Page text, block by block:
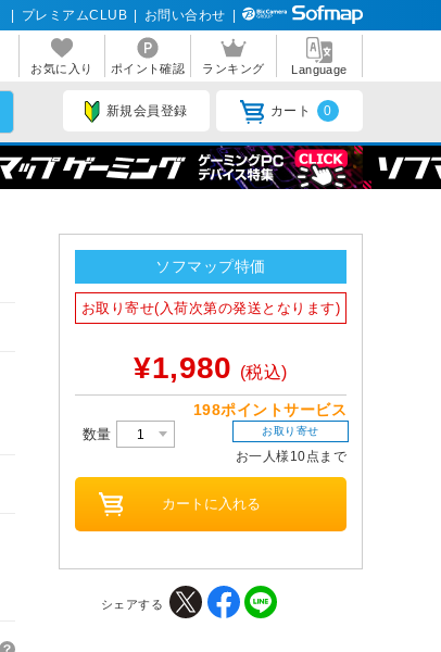
プレミアムCLUB お問い合わせ
お気に入り ポイント確認 ランキング Language
新規会員登録 カート 0
ソフマップ特価
お取り寄せ(入荷次第の発送となります)
¥1,980 (税込)
198ポイントサービス
数量 お取り寄せ
お一人様10点まで
シェアする